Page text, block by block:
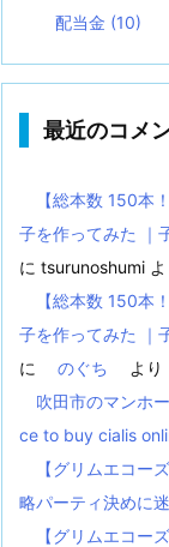
配当金 (10)
最近のコメ
【総本数 150本
子を作ってみた ｜
に tsurunoshumi
【総本数 150本
子を作ってみた ｜
に
のぐち
より
吹田市のマンホ
ce to buy cialis
【グリムエコー
略パーティ決めに
【グリムエコー